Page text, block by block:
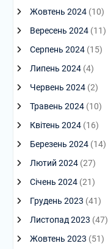
Жовтень 2024(10)
Вересень 2024(11)
Серпень 2024(15)
Липень 2024(4)
Червень 2024(2)
Травень 2024(10)
Квітень 2024(16)
Березень 2024(14)
Лютий 2024(27)
Січень 2024(21)
Грудень 2023 (41)
Листопад 2023 (47)
Жовтень 2023 (51)